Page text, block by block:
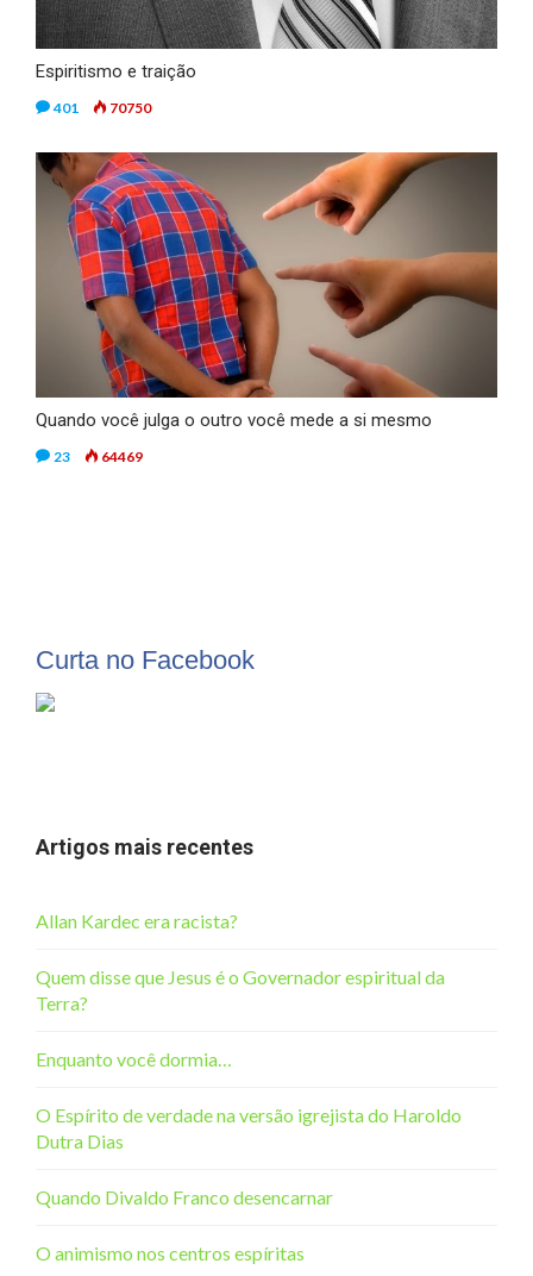
Espiritismo e traição
401 70750
Quando você julga o outro você mede a si mesmo
23 64469
Curta no Facebook
Artigos mais recentes
Allan Kardec era racista?
Quem disse que Jesus é o Governador espiritual da
Terra?
Enquanto você dormia…
O Espírito de verdade na versão igrejista do Haroldo
Dutra Dias
Quando Divaldo Franco desencarnar
O animismo nos centros espíritas